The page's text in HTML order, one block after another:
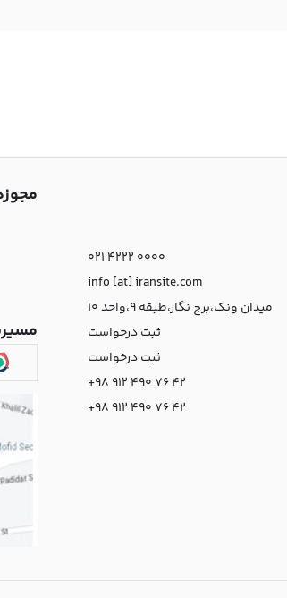
021 4222 0000
info [at] iransite.com
میدان ونک،برج نگار،طبقه 9،واحد 10
ثبت درخواست
ثبت درخواست
+98 912 490 76 42
+98 912 490 76 42